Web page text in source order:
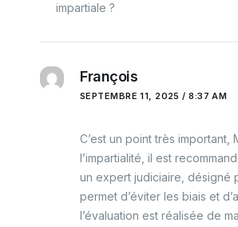
impartiale ?
François
SEPTEMBRE 11, 2025 / 8:37 AM
C’est un point très important,
l’impartialité, il est
un expert judiciaire, désigné
permet d’éviter les biais et
l’évaluation est réalisée de